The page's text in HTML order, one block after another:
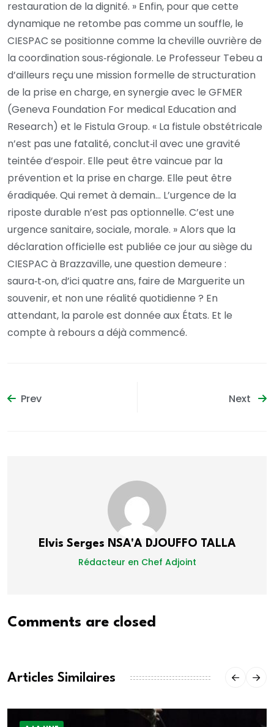
restauration de la dignité. » Enfin, pour que cette
dynamique ne retombe pas comme un souffle, le
CIESPAC se positionne comme la cheville ouvrière de
la coordination sous‑régionale. Le Professeur Tebeu a
d’ailleurs reçu une mission formelle de structuration
de la prise en charge, en synergie avec le GFMER
(Geneva Foundation For medical Education and
Research) et le Fistula Group. « La fistule obstétricale
n’est pas une fatalité, conclut‑il avec une gravité
teintée d’espoir. Elle peut être vaincue par la
prévention et la prise en charge. Elle peut être
éradiquée. Qui remet à demain… L’urgence de la
riposte durable n’est pas optionnelle. C’est une
urgence sanitaire, sociale, morale. » Alors que la
déclaration officielle est publiée ce jour au siège du
CIESPAC à Brazzaville, une question demeure :
saura‑t‑on, d’ici quatre ans, faire de Marguerite un
souvenir, et non une réalité quotidienne ? En
attendant, la parole est donnée aux États. Et le
compte à rebours a déjà commencé.
Prev Next
Elvis Serges NSA'A DJOUFFO TALLA
Rédacteur en Chef Adjoint
Comments are closed
Articles Similaires